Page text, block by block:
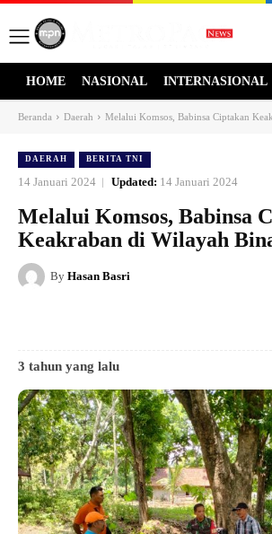
HOME NASIONAL INTERNASIONAL
Beranda Daerah Melalui Komsos, Babinsa Ciptakan
DAERAH BERITA TNI
14 Januari 2024 Updated: 14 Januari 2024
Melalui Komsos, Babinsa
Keakraban di Wilayah
By Hasan Basri
3 tahun yang lalu